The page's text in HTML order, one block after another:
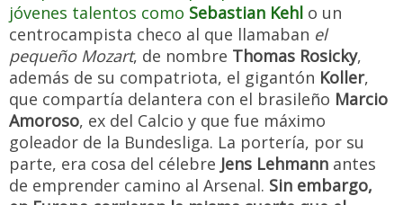
jóvenes talentos como Sebastian Kehl o un
centrocampista checo al que llamaban el
pequeño Mozart, de nombre Thomas Rosicky,
además de su compatriota, el gigantón Koller,
que compartía delantera con el brasileño Marcio
Amoroso, ex del Calcio y que fue máximo
goleador de la Bundesliga. La portería, por su
parte, era cosa del célebre Jens Lehmann antes
de emprender camino al Arsenal. Sin embargo,